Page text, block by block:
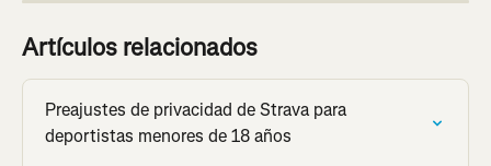
Artículos relacionados
Preajustes de privacidad de Strava para
deportistas menores de 18 años